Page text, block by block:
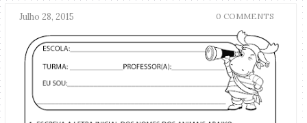
Julho 28, 2015 0 COMMENTS